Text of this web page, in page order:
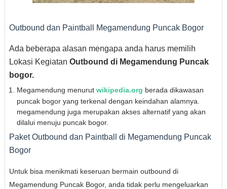
Outbound dan Paintball Megamendung Puncak Bogor
Ada beberapa alasan mengapa anda harus memilih
Lokasi Kegiatan Outbound di Megamendung Puncak
bogor.
Megamendung menurut wikipedia.org berada dikawasan
puncak bogor yang terkenal dengan keindahan alamnya.
megamendung juga merupakan akses alternatif yang akan
dilalui menuju puncak bogor.
Paket Outbound dan Paintball di Megamendung Puncak
Bogor
Untuk bisa menikmati keseruan bermain outbound di
Megamendung Puncak Bogor, anda tidak perlu mengeluarkan